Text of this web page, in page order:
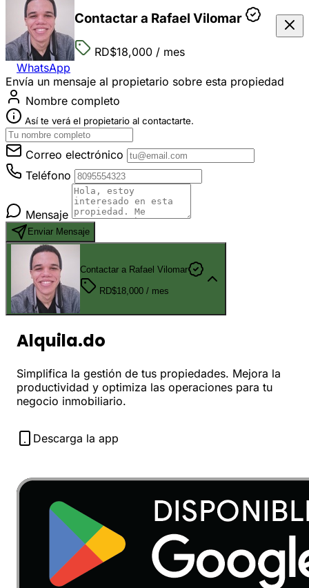
Contactar a Rafael Vilomar
RD$18,000 / mes
WhatsApp
Envía un mensaje al propietario sobre esta propiedad
Nombre completo
Así te verá el propietario al contactarte.
Correo electrónico
Teléfono
Mensaje
Enviar Mensaje
Contactar a Rafael Vilomar
RD$18,000 / mes
Alquila.do
Simplifica la gestión de tus propiedades. Mejora la
productividad y optimiza las operaciones para tu
negocio inmobiliario.
Descarga la app